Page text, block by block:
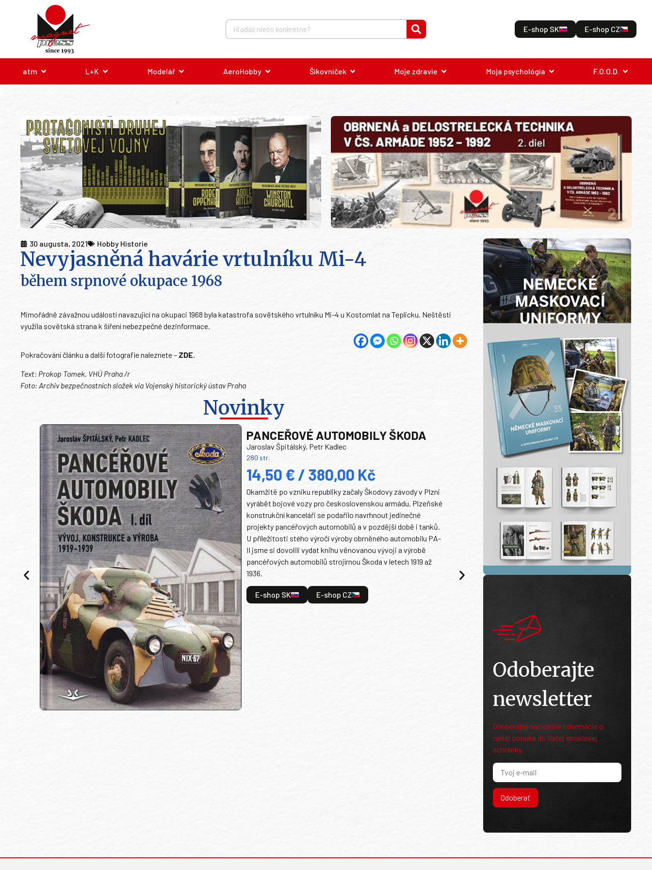
E-shop SK E-shop CZ
atm L+K Modelář AeroHobby Šikovníček Moje zdravie Moja psychológia F.O.O.D.
30 augusta, 2021 Hobby Historie
Nevyjasněná havárie vrtulníku Mi-4
během srpnové okupace 1968
Mimořádně závažnou událostí navazující na okupaci 1968 byla katastrofa sovětského vrtulníku Mi-4 u Kostomlat na Teplicku. Neštěstí
využila sovětská strana k šíření nebezpečné dezinformace.
Pokračování článku a další fotografie naleznete – ZDE.
Text: Prokop Tomek, VHÚ Praha /r
Foto: Archiv bezpečnostních složek via Vojenský historický ústav Praha
Novinky
PANCEŘOVÉ AUTOMOBILY ŠKODA
Jaroslav Špitálský, Petr Kadlec
280 str.
14,50 € / 380,00 Kč
Okamžitě po vzniku republiky začaly Škodovy závody v Plzni
vyrábět bojové vozy pro československou armádu. Plzeňské
konstrukční kanceláři se podařilo navrhnout jedinečné
projekty pancéřových automobilů a v pozdější době i tanků.
U příležitosti stého výročí výroby obrněného automobilu PA-
II jsme si dovolili vydat knihu věnovanou vývoji a výrobě
pancéřových automobilů strojírnou Škoda v letech 1919 až
1936.
E-shop SK E-shop CZ
Odoberajte
newsletter
Odoberajte najnovšie informácie o
našej ponuke do Vašej emailovej
schránky.
Odoberať